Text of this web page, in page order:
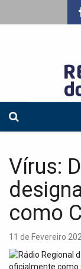
Vírus:
como
11 de Fevereiro